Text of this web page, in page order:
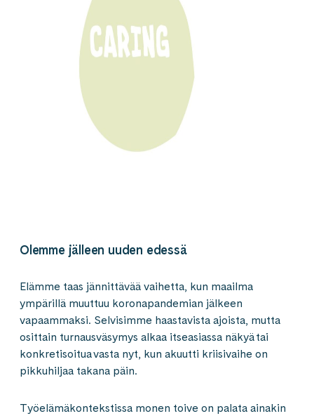
Olemme jälleen uuden edessä
Elämme taas jännittävää vaihetta, kun maailma
ympärillä muuttuu koronapandemian jälkeen
vapaammaksi. Selvisimme haastavista ajoista, mutta
osittain turnausväsymys alkaa itseasiassa näkyä tai
konkretisoitua vasta nyt, kun akuutti kriisivaihe on
pikkuhiljaa takana päin.
Työelämäkontekstissa monen toive on palata ainakin